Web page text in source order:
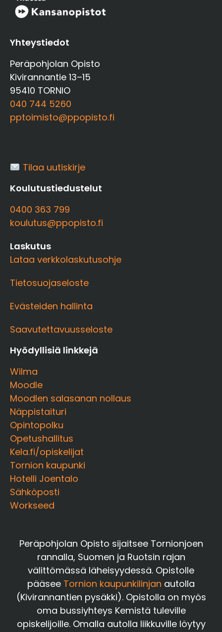
Yhteystiedot
Peräpohjolan Opisto
Kivirannantie 13–15
95410 TORNIO
040 744 5260
pptoimisto@ppopisto.fi
Tilaa uutiskirje
Koulutustiedustelut
0400 363 799
koulutus@ppopisto.fi
Laskutus
Lataa verkkolaskutusohje
Tietosuojaseloste
Evästeiden hallinta
Saavutettavuusseloste
Hyödyllisiä linkkejä
Wilma
Moodle
Moodlen salasanan nollaus
Näppistaituri
Opintopolku
Opetushallitus
Kela.fi/opiskelijat
Tornion kaupunki
Hotelli Joentalo
Sähköposti
Workseed
Peräpohjolan Opisto sijaitsee Tornionjoen
rannalla, Suomen ja Ruotsin rajan
välittömässä läheisyydessä. Opistolle
pääsee Tornion kaupunkilinjan autolla
(Kivirannantien pysäkki). Opistolla on myös
oma bussiyhteys Kemistä tuleville
opiskelijoille. Omalla autolla liikkuville löytyy